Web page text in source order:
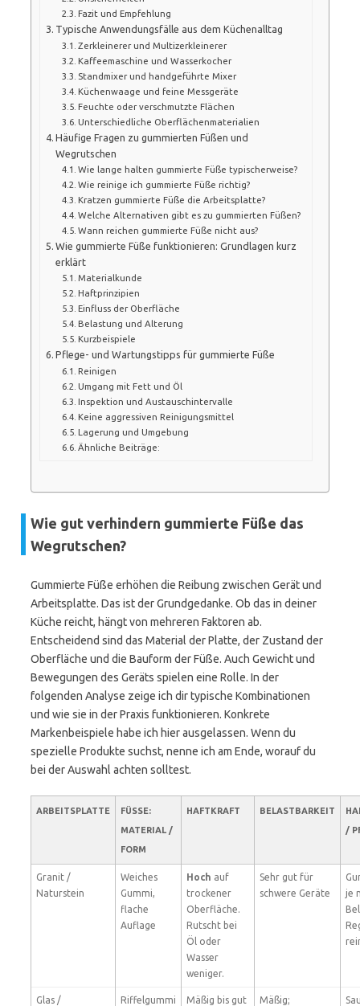
Fazit und Empfehlung
Typische Anwendungsfälle aus dem Küchenalltag
Zerkleinerer und Multizerkleinerer
Kaffeemaschine und Wasserkocher
Standmixer und handgeführte Mixer
Küchenwaage und feine Messgeräte
Feuchte oder verschmutzte Flächen
Unterschiedliche Oberflächenmaterialien
Häufige Fragen zu gummierten Füßen und
Wegrutschen
Wie lange halten gummierte Füße typischerweise?
Wie reinige ich gummierte Füße richtig?
Kratzen gummierte Füße die Arbeitsplatte?
Welche Alternativen gibt es zu gummierten Füßen?
Wann reichen gummierte Füße nicht aus?
Wie gummierte Füße funktionieren: Grundlagen kurz
erklärt
Materialkunde
Haftprinzipien
Einfluss der Oberfläche
Belastung und Alterung
Kurzbeispiele
Pflege- und Wartungstipps für gummierte Füße
Reinigen
Umgang mit Fett und Öl
Inspektion und Austauschintervalle
Keine aggressiven Reinigungsmittel
Lagerung und Umgebung
Ähnliche Beiträge:
Wie gut verhindern gummierte Füße das
Wegrutschen?
Gummierte Füße erhöhen die Reibung zwischen Gerät und
Arbeitsplatte. Das ist der Grundgedanke. Ob das in deiner
Küche reicht, hängt von mehreren Faktoren ab.
Entscheidend sind das Material der Platte, der Zustand der
Oberfläche und die Bauform der Füße. Auch Gewicht und
Bewegungen des Geräts spielen eine Rolle. In der
folgenden Analyse zeige ich dir typische Kombinationen
und wie sie in der Praxis funktionieren. Konkrete
Markenbeispiele habe ich hier ausgelassen. Wenn du
spezielle Produkte suchst, nenne ich am Ende, worauf du
bei der Auswahl achten solltest.
ARBEITSPLATTE
FÜSSE: M
ATERIAL / F
ORM
HAFTKRAFT BELASTBARKEIT
/
Granit /
Naturstein
Weiches
Gummi,
flache
Auflage
Hoch auf
trockener
Oberfläche.
Rutscht bei
Öl oder
Wasser
weniger.
Sehr gut für
schwere Geräte
je
Glas /
Riffelgummi
Mäßig bis gut
Mäßig;